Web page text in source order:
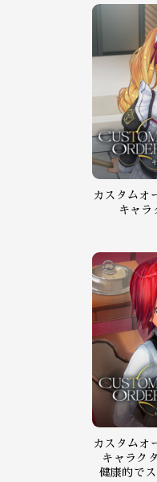
カスタムオ
キャ
カスタムオ
キャラク
健康的で